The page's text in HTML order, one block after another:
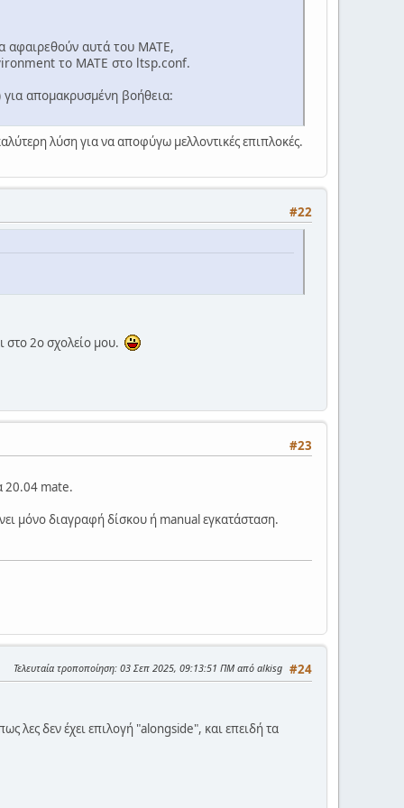
αφαιρεθούν αυτά του MATE,
το MATE στο ltsp.conf.
για απομακρυσμένη βοήθεια:
λύση για να αποφύγω μελλοντικές επιπλοκές.
#22
στο 2ο σχολείο μου.
#23
20.04 mate.
μόνο διαγραφή δίσκου ή manual εγκατάσταση.
#24
Τελευταία τροποποίηση: 03 Σεπ 2025, 09:13:51 ΠΜ από alkisg
λες δεν έχει επιλογή "alongside", και επειδή τα